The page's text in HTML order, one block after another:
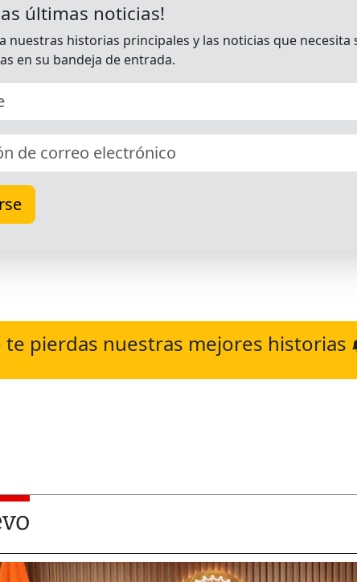
te pierdas nuestras mejores historias